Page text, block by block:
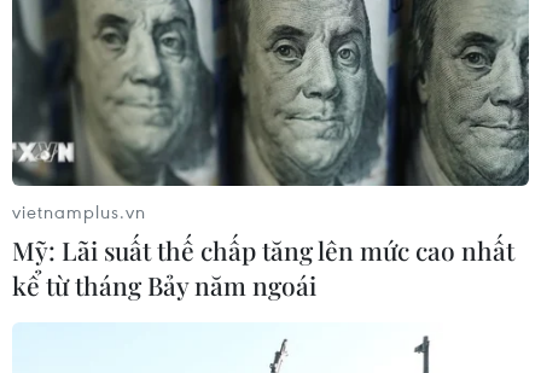
04/08/2026 09:19
Đội tuyển Việt Nam nhận
thưởng 2 tỷ đồng sau thắng lợi trước
Indonesia
Tuyển thủ Indonesia cúi đầu thành
khẩn xin lỗi người hâm mộ xứ vạn
vietnamplus.vn
Mỹ: Lãi suất thế chấp tăng lên mức cao nhất
kể từ tháng Bảy năm ngoái